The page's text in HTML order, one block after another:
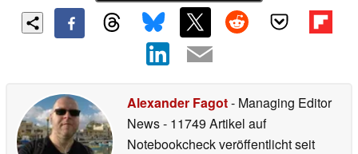
Alexander Fagot- Managing Editor
News- 11749 Artikel auf
Notebookcheck veröffentlichtseit